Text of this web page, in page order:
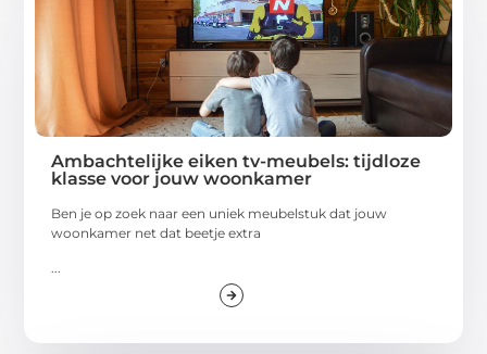
Ambachtelijke eiken tv-meubels: tijdloze
klasse voor jouw woonkamer
Ben je op zoek naar een uniek meubelstuk dat jouw
woonkamer net dat beetje extra
...